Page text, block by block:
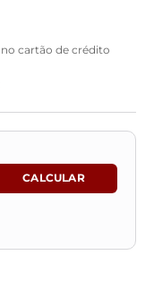
no cartão de crédito